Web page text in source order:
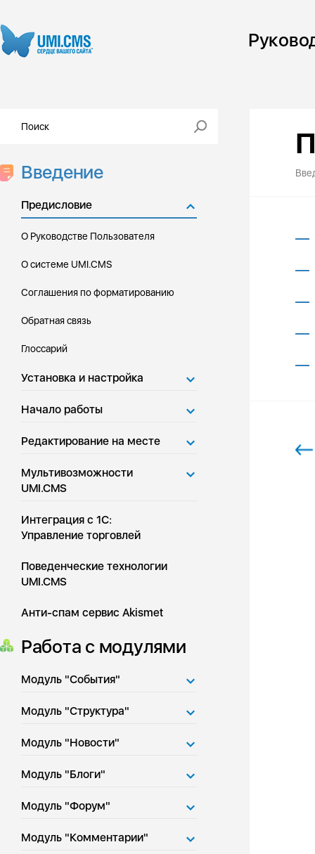
Введение
Предисловие
О Руководстве Пользователя
О системе UMI.CMS
Соглашения по форматированию
Обратная связь
Глоссарий
Установка и настройка
Начало работы
Редактирование на месте
Мультивозможности
UMI.CMS
Интеграция с 1С:
Управление торговлей
Поведенческие технологии
UMI.CMS
Анти-спам сервис Akismet
Работа с модулями
Модуль "События"
Модуль "Структура"
Модуль "Новости"
Модуль "Блоги"
Модуль "Форум"
Модуль "Комментарии"